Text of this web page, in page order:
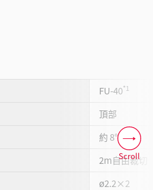
FU-40*1
頂部
約 8°
2m自由裁切
ø2.2×2
Scroll